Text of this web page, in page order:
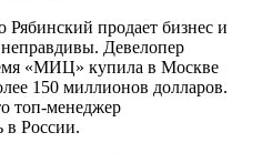
продает бизнес и
Девелопер
«МИЦ» купила в Москве
150 миллионов долларов.
топ-менеджер
в России.